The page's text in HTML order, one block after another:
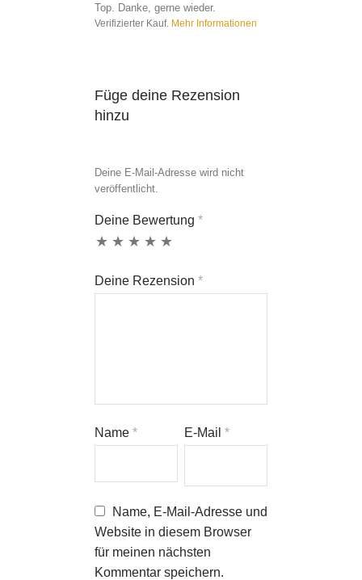
Top. Danke, gerne wieder.
Verifizierter Kauf. Mehr Informationen
Füge deine Rezension
hinzu
Deine E-Mail-Adresse wird nicht
veröffentlicht.
Deine Bewertung *
Deine Rezension *
Name * E-Mail*
Name, E-Mail-Adresse und
Website in diesem Browser
für meinen nächsten
Kommentar speichern.